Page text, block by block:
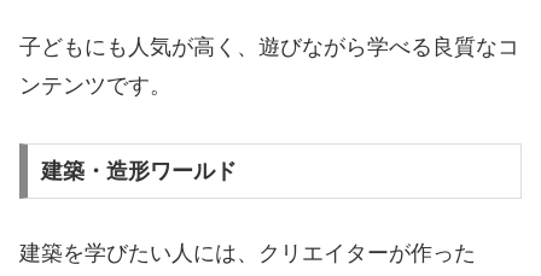
子どもにも人気が高く、遊びながら学べる良質なコ
ンテンツです。
建築・造形ワールド
建築を学びたい人には、クリエイターが作った